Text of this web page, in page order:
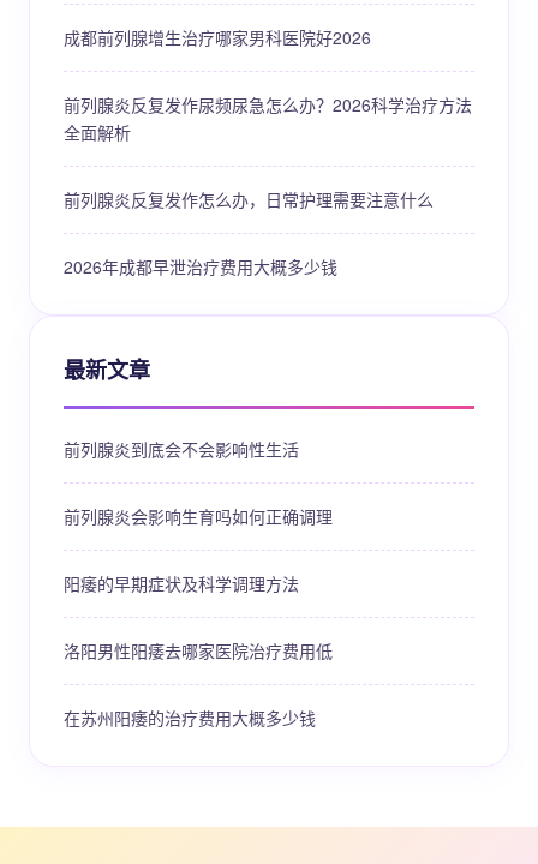
成都前列腺增生治疗哪家男科医院好2026
前列腺炎反复发作尿频尿急怎么办？2026科学治疗方法
全面解析
前列腺炎反复发作怎么办，日常护理需要注意什么
2026年成都早泄治疗费用大概多少钱
最新文章
前列腺炎到底会不会影响性生活
前列腺炎会影响生育吗如何正确调理
阳痿的早期症状及科学调理方法
洛阳男性阳痿去哪家医院治疗费用低
在苏州阳痿的治疗费用大概多少钱